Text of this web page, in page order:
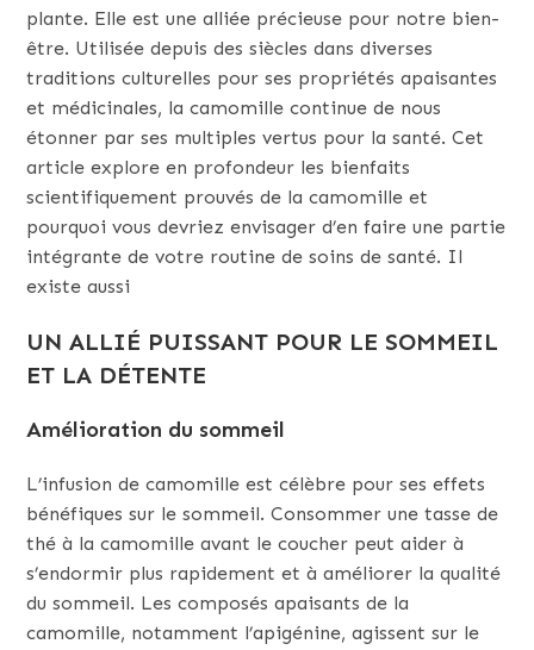
plante. Elle est une alliée précieuse pour notre bien-
être. Utilisée depuis des siècles dans diverses
traditions culturelles pour ses propriétés apaisantes
et médicinales, la camomille continue de nous
étonner par ses multiples vertus pour la santé. Cet
article explore en profondeur les bienfaits
scientifiquement prouvés de la camomille et
pourquoi vous devriez envisager d’en faire une partie
intégrante de votre routine de soins de santé. Il
existe aussi
UN ALLIÉ PUISSANT POUR LE SOMMEIL
ET LA DÉTENTE
Amélioration du sommeil
L’infusion de camomille est célèbre pour ses effets
bénéfiques sur le sommeil. Consommer une tasse de
thé à la camomille avant le coucher peut aider à
s’endormir plus rapidement et à améliorer la qualité
du sommeil. Les composés apaisants de la
camomille, notamment l’apigénine, agissent sur le